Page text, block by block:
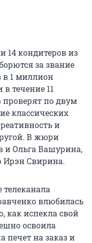
14 кондитеров из
за звание
в 1 миллион
течение 11
проверят по двум
классических
и
В жюри
и Ольга Вашурина,
Ирэн Свирина.
телеканала
влюбилась
как испекла свой
освоила
печет на заказ и